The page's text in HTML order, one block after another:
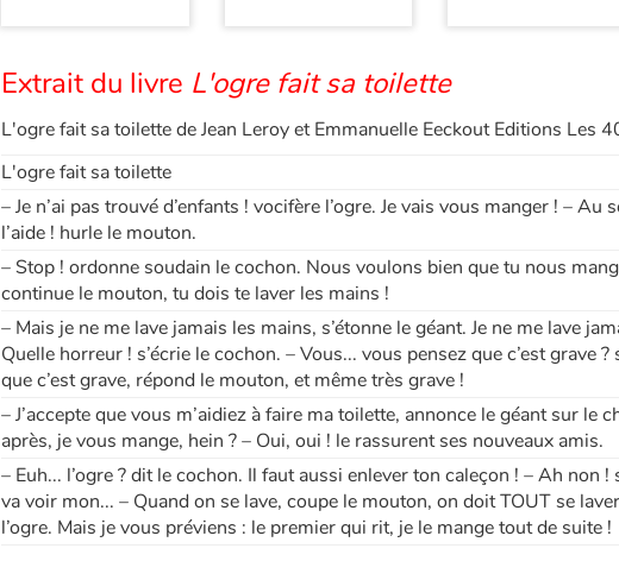
Extrait du livre L'ogre fait sa toilette
L'ogre fait sa toilette de Jean Leroy et Emmanuelle Eeckout Editions Les
L'ogre fait sa toilette
– Je n’ai pas trouvé d’enfants ! vocifère l’ogre. Je vais vous manger ! –
l’aide ! hurle le mouton.
– Stop ! ordonne soudain le cochon. Nous voulons bien que tu nous
continue le mouton, tu dois te laver les mains !
– Mais je ne me lave jamais les mains, s’étonne le géant. Je ne me lave
Quelle horreur ! s’écrie le cochon. – Vous... vous pensez que c’est grave ?
que c’est grave, répond le mouton, et même très grave !
– J’accepte que vous m’aidiez à faire ma toilette, annonce le géant sur le
après, je vous mange, hein ? – Oui, oui ! le rassurent ses nouveaux amis.
– Euh... l’ogre ? dit le cochon. Il faut aussi enlever ton caleçon ! – Ah non !
va voir mon... – Quand on se lave, coupe le mouton, on doit TOUT se
l’ogre. Mais je vous préviens : le premier qui rit, je le mange tout de suite !